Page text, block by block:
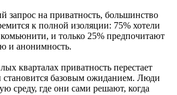
запрос на приватность, большинство
к полной изоляции: 75% хотели
и только 25% предпочитают
и анонимность.
кварталах приватность перестает
становится базовым ожиданием. Люди
среду, где они сами решают, когда